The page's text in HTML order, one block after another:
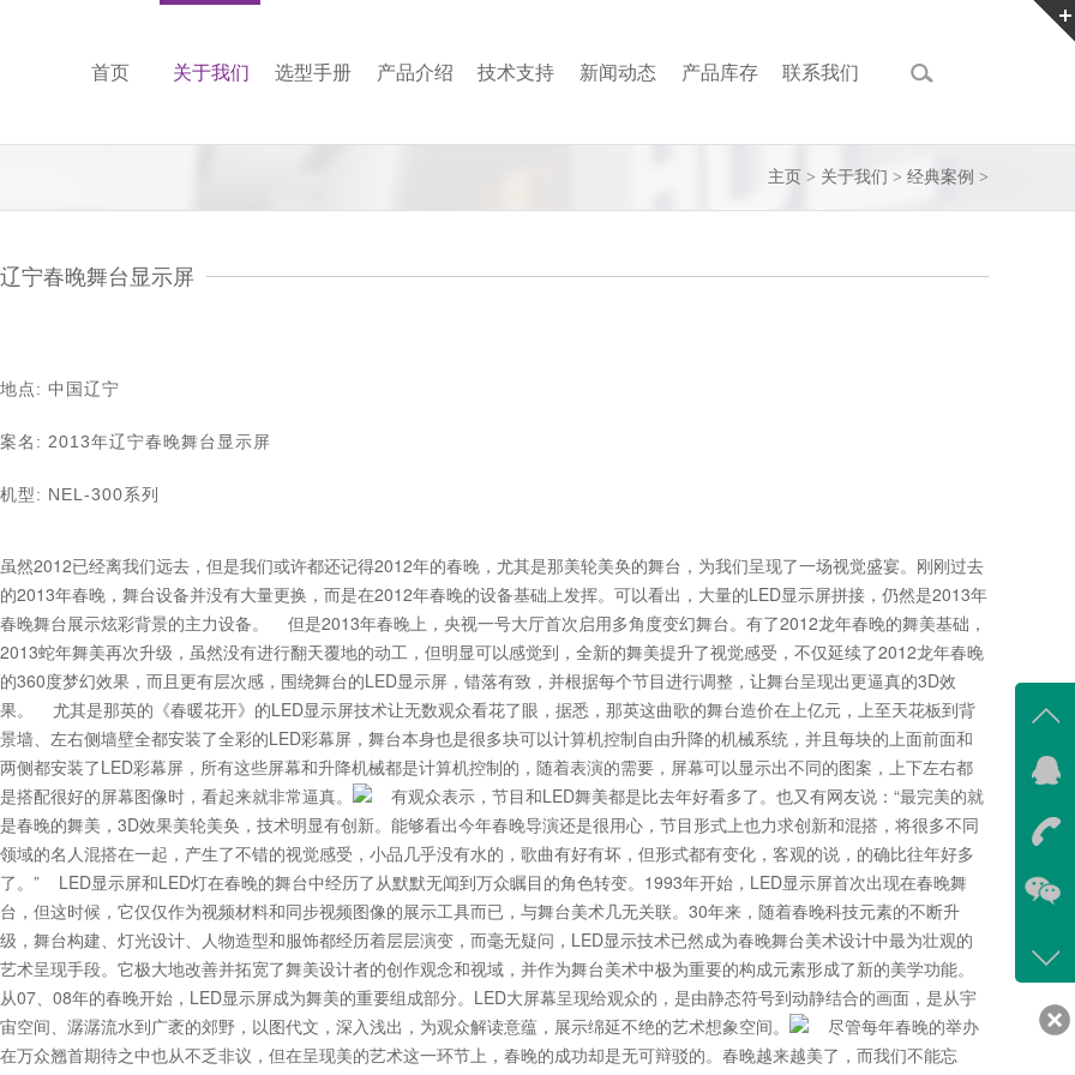
首页 关于我们 选型手册 产品介绍 技术支持 新闻动态 产品库存 联系我们
主页 > 关于我们 > 经典案例 >
辽宁春晚舞台显示屏
地点: 中国辽宁
案名: 2013年辽宁春晚舞台显示屏
机型: NEL-300系列
虽然2012已经离我们远去，但是我们或许都还记得2012年的春晚，尤其是那美轮美奂的舞台，为我们呈现了一场视觉盛宴。刚刚过去
的2013年春晚，舞台设备并没有大量更换，而是在2012年春晚的设备基础上发挥。可以看出，大量的LED显示屏拼接，仍然是2013年
春晚舞台展示炫彩背景的主力设备。 但是2013年春晚上，央视一号大厅首次启用多角度变幻舞台。有了2012龙年春晚的舞美基础，
2013蛇年舞美再次升级，虽然没有进行翻天覆地的动工，但明显可以感觉到，全新的舞美提升了视觉感受，不仅延续了2012龙年春晚
的360度梦幻效果，而且更有层次感，围绕舞台的LED显示屏，错落有致，并根据每个节目进行调整，让舞台呈现出更逼真的3D效
果。 尤其是那英的《春暖花开》的LED显示屏技术让无数观众看花了眼，据悉，那英这曲歌的舞台造价在上亿元，上至天花板到背
景墙、左右侧墙壁全都安装了全彩的LED彩幕屏，舞台本身也是很多块可以计算机控制自由升降的机械系统，并且每块的上面前面和
两侧都安装了LED彩幕屏，所有这些屏幕和升降机械都是计算机控制的，随着表演的需要，屏幕可以显示出不同的图案，上下左右都
是搭配很好的屏幕图像时，看起来就非常逼真。
有观众表示，节目和LED舞美都是比去年好看多了。也又有网友说：“最完美的就
是春晚的舞美，3D效果美轮美奂，技术明显有创新。能够看出今年春晚导演还是很用心，节目形式上也力求创新和混搭，将很多不同
领域的名人混搭在一起，产生了不错的视觉感受，小品几乎没有水的，歌曲有好有坏，但形式都有变化，客观的说，的确比往年好多
了。” LED显示屏和LED灯在春晚的舞台中经历了从默默无闻到万众瞩目的角色转变。1993年开始，LED显示屏首次出现在春晚舞
台，但这时候，它仅仅作为视频材料和同步视频图像的展示工具而已，与舞台美术几无关联。30年来，随着春晚科技元素的不断升
级，舞台构建、灯光设计、人物造型和服饰都经历着层层演变，而毫无疑问，LED显示技术已然成为春晚舞台美术设计中最为壮观的
艺术呈现手段。它极大地改善并拓宽了舞美设计者的创作观念和视域，并作为舞台美术中极为重要的构成元素形成了新的美学功能。
从07、08年的春晚开始，LED显示屏成为舞美的重要组成部分。LED大屏幕呈现给观众的，是由静态符号到动静结合的画面，是从宇
宙空间、潺潺流水到广袤的郊野，以图代文，深入浅出，为观众解读意蕴，展示绵延不绝的艺术想象空间。
尽管每年春晚的举办
在万众翘首期待之中也从不乏非议，但在呈现美的艺术这一环节上，春晚的成功却是无可辩驳的。春晚越来越美了，而我们不能忘
在线
我
客